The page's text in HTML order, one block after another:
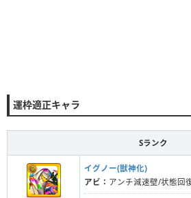
運枠適正キャラ
Sランク
イグノー(獣神化)
アビ： アンチ減速壁/状態回